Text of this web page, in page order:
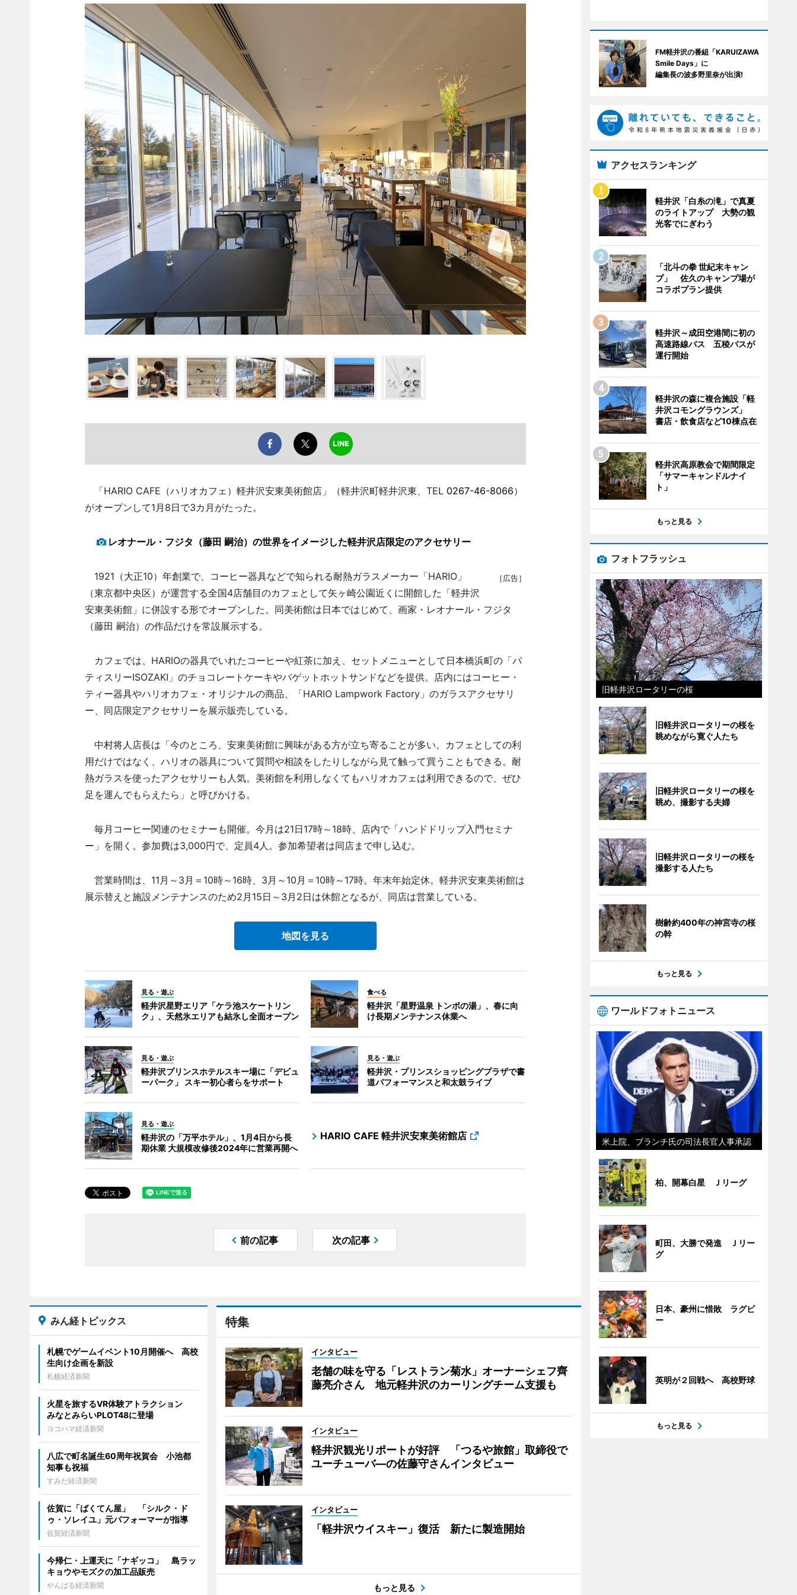
「HARIO CAFE（ハリオカフェ）軽井沢安東美術館店」（軽井沢町軽井沢東、TEL 0267-46-8066）
がオープンして1月8日で3カ月がたった。
レオナール・フジタ（藤田 嗣治）の世界をイメージした軽井沢店限定のアクセサリー
［広告］
1921（大正10）年創業で、コーヒー器具などで知られる耐熱ガラスメーカー「HARIO」
（東京都中央区）が運営する全国4店舗目のカフェとして矢ヶ崎公園近くに開館した「軽井沢
安東美術館」に併設する形でオープンした。同美術館は日本ではじめて、画家・レオナール・フジタ
（藤田 嗣治）の作品だけを常設展示する。
カフェでは、HARIOの器具でいれたコーヒーや紅茶に加え、セットメニューとして日本橋浜町の「パ
ティスリーISOZAKI」のチョコレートケーキやバゲットホットサンドなどを提供。店内にはコーヒー・
ティー器具やハリオカフェ・オリジナルの商品、「HARIO Lampwork Factory」のガラスアクセサリ
ー、同店限定アクセサリーを展示販売している。
中村将人店長は「今のところ、安東美術館に興味がある方が立ち寄ることが多い。カフェとしての利
用だけではなく、ハリオの器具について質問や相談をしたりしながら見て触って買うこともできる。耐
熱ガラスを使ったアクセサリーも人気。美術館を利用しなくてもハリオカフェは利用できるので、ぜひ
足を運んでもらえたら」と呼びかける。
毎月コーヒー関連のセミナーも開催。今月は21日17時～18時、店内で「ハンドドリップ入門セミナ
ー」を開く。参加費は3,000円で、定員4人。参加希望者は同店まで申し込む。
営業時間は、11月～3月＝10時～16時、3月～10月＝10時～17時。年末年始定休。軽井沢安東美術館は
展示替えと施設メンテナンスのため2月15日～3月2日は休館となるが、同店は営業している。
地図を見る
見る・遊ぶ
軽井沢星野エリア「ケラ池スケートリン
ク」、天然氷エリアも結氷し全面オープン
食べる
軽井沢「星野温泉 トンボの湯」、春に向
け長期メンテナンス休業へ
見る・遊ぶ
軽井沢プリンスホテルスキー場に「デビュ
ーパーク」 スキー初心者らをサポート
見る・遊ぶ
軽井沢・プリンスショッピングプラザで書
道パフォーマンスと和太鼓ライブ
見る・遊ぶ
軽井沢の「万平ホテル」、1月4日から長
期休業 大規模改修後2024年に営業再開へ
HARIO CAFE 軽井沢安東美術館店
前の記事 次の記事
特集
インタビュー
老舗の味を守る「レストラン菊水」オーナーシェフ齊
藤亮介さん 地元軽井沢のカーリングチーム支援も
インタビュー
軽井沢観光リポートが好評 「つるや旅館」取締役で
ユーチューバ―の佐藤守さんインタビュー
インタビュー
「軽井沢ウイスキー」復活 新たに製造開始
もっと見る
みん経トピックス
札幌でゲームイベント10月開催へ 高校
生向け企画を新設
札幌経済新聞
火星を旅するVR体験アトラクション
みなとみらいPLOT48に登場
ヨコハマ経済新聞
八広で町名誕生60周年祝賀会 小池都
知事も祝福
すみだ経済新聞
佐賀に「ばくてん屋」 「シルク・ド
ゥ・ソレイユ」元パフォーマーが指導
佐賀経済新聞
今帰仁・上運天に「ナギッコ」 島ラッ
キョウやモズクの加工品販売
やんばる経済新聞
FM軽井沢の番組「KARUIZAWA
Smile Days」に
編集長の波多野里奈が出演!
アクセスランキング
軽井沢「白糸の滝」で真夏
のライトアップ 大勢の観
光客でにぎわう
「北斗の拳 世紀末キャン
プ」 佐久のキャンプ場が
コラボプラン提供
軽井沢～成田空港間に初の
高速路線バス 五稜バスが
運行開始
軽井沢の森に複合施設「軽
井沢コモングラウンズ」
書店・飲食店など10棟点在
軽井沢高原教会で期間限定
「サマーキャンドルナイ
ト」
もっと見る
フォトフラッシュ
旧軽井沢ロータリーの桜
旧軽井沢ロータリーの桜を
眺めながら寛ぐ人たち
旧軽井沢ロータリーの桜を
眺め、撮影する夫婦
旧軽井沢ロータリーの桜を
撮影する人たち
樹齢約400年の神宮寺の桜
の幹
もっと見る
ワールドフォトニュース
米上院、ブランチ氏の司法長官人事承認
柏、開幕白星 Ｊリーグ
町田、大勝で発進 Ｊリー
グ
日本、豪州に惜敗 ラグビ
ー
英明が２回戦へ 高校野球
もっと見る